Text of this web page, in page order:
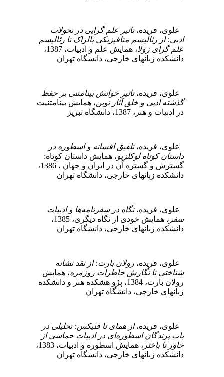
علوی، فریده،تاثیر علم گرایی در تحولات
ادبی: از رئالیسم متافیزیکی بالزاک تا رئالیسم
علم گرای زولا
، همایش علم و ادبیات، 1387،
دانشکده زبانهای خارجی، دانشگاه تهران
علوی، فریده،تاثیر خوانش بینامتنی بر حفظ
گذشته ادبی و خلق آثار نوین، همایش بینامتنیت
در ادبیات و هنر، 1387، دانشگاه تبریز
علوی، فریده،تلفیق افسانه و اسطوره در
داستان کوتاه لوکلزیو، همایش داستان کوتاه:
گسترش و گستره آن در ایران و جهان ، 1386،
دانشکده زبانهای خارجی، دانشگاه تهران
علوی، فریده،نگاه در سفرنامه‌ها و ادبیات
سفر،
همایش خودی از نگاه دیگری، 1385،
دانشکده زبانهای خارجی، دانشگاه تهران
علوی، فریده،رولان بارت: از نقد نشانه
شناختی تا نگارش خاطرات روزمره ، همایش
رولان بارت،‌ 1384، پژو هشکده هنر و دانشکده
زبانهای خارجی، دانشگاه تهران
علوی، فریده،از همای تا فنیکس: تحلیلی در
باب پرندگان اسطوره‌ای در ادبیات حماسی از
خاور تا باختر
، همایش اسطوره و ادبیات، 1383،
دانشکده زبانهای خارجی، دانشگاه تهران